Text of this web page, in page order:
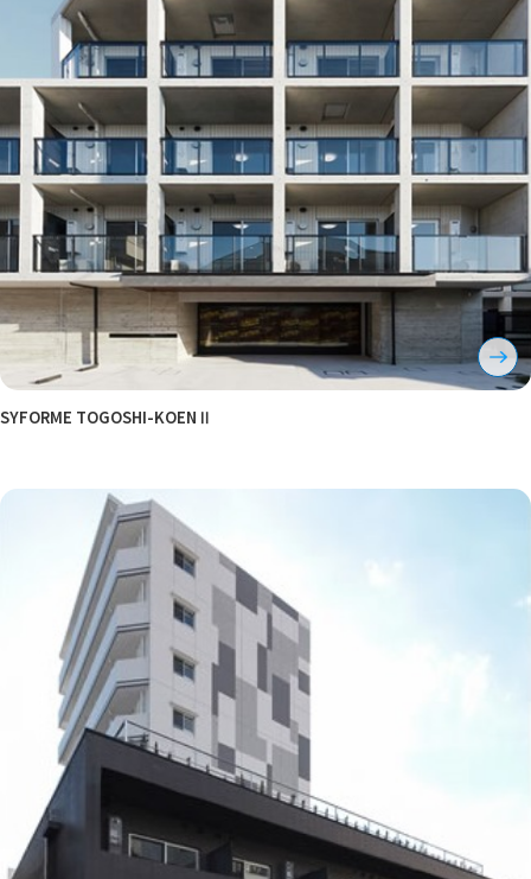
SYFORME TOGOSHI-KOENⅡ